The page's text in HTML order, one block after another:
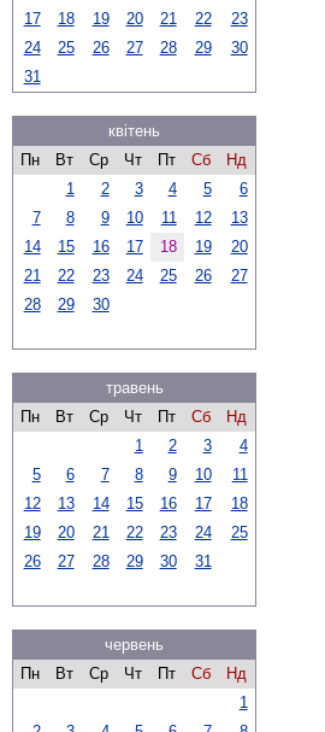
17
18 19 20 21 22
23
24
25 26 27 28 29
30
31
квітень
Пн
Вт Ср Чт Пт Сб
Нд
1
2 3 4 5
6
7
8 9 10 11 12
13
14
15 16 17 18 19
20
21
22 23 24 25 26
27
28
29 30
травень
Пн
Вт Ср Чт Пт Сб
Нд
1
2 3
4
5
6 7 8 9 10
11
12
13 14 15 16 17
18
19
20 21 22 23 24
25
26
27 28 29 30 31
червень
Пн
Вт Ср Чт Пт Сб
Нд
1